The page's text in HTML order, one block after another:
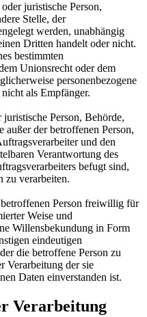
juristische Person,
Stelle, der
werden, unabhängig
Dritten handelt oder nicht.
bestimmten
Unionsrecht oder dem
personenbezogene
als Empfänger.
Person, Behörde,
außer der betroffenen Person,
und den
Verantwortung des
befugt sind,
zu verarbeiten.
Person freiwillig für
Weise und
Willensbekundung in Form
eindeutigen
die betroffene Person zu
Verarbeitung der sie
Daten einverstanden ist.
Verarbeitung